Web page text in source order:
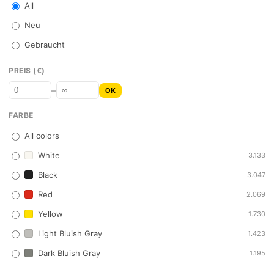
All
Neu
Gebraucht
PREIS (€)
– OK
FARBE
All colors
White
3.133
Black 3.047
Red 2.069
Yellow 1.730
Light Bluish Gray 1.423
Dark Bluish Gray 1.195